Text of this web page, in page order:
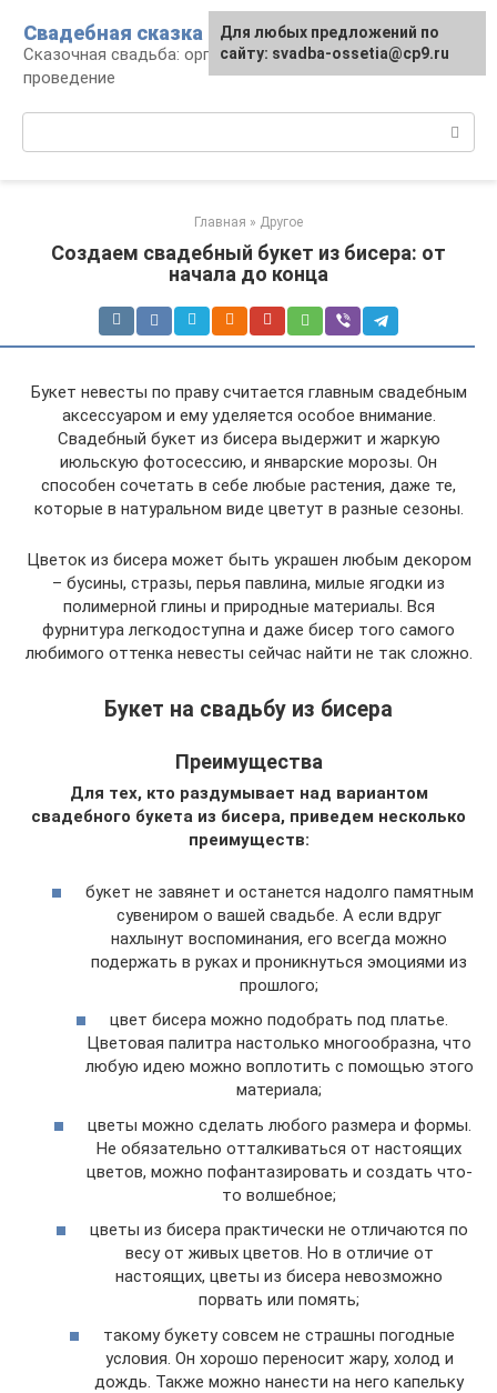
контенту
Свадебная сказка
Сказочная свадьба: организация и
проведение
Главная » Другое
Создаем свадебный букет из бисера: от
начала до конца
Букет невесты по праву считается главным свадебным
аксессуаром и ему уделяется особое внимание.
Свадебный букет из бисера выдержит и жаркую
июльскую фотосессию, и январские морозы. Он
способен сочетать в себе любые растения, даже те,
которые в натуральном виде цветут в разные сезоны.
Цветок из бисера может быть украшен любым декором
– бусины, стразы, перья павлина, милые ягодки из
полимерной глины и природные материалы. Вся
фурнитура легкодоступна и даже бисер того самого
любимого оттенка невесты сейчас найти не так сложно.
Букет на свадьбу из бисера
Преимущества
Для тех, кто раздумывает над вариантом
свадебного букета из бисера, приведем несколько
преимуществ:
букет не завянет и останется надолго памятным
сувениром о вашей свадьбе. А если вдруг
нахлынут воспоминания, его всегда можно
подержать в руках и проникнуться эмоциями из
прошлого;
цвет бисера можно подобрать под платье.
Цветовая палитра настолько многообразна, что
любую идею можно воплотить с помощью этого
материала;
цветы можно сделать любого размера и формы.
Не обязательно отталкиваться от настоящих
цветов, можно пофантазировать и создать что-
то волшебное;
цветы из бисера практически не отличаются по
весу от живых цветов. Но в отличие от
настоящих, цветы из бисера невозможно
порвать или помять;
такому букету совсем не страшны погодные
условия. Он хорошо переносит жару, холод и
дождь. Также можно нанести на него капельку
Для любых предложений по
сайту: svadba-ossetia@cp9.ru